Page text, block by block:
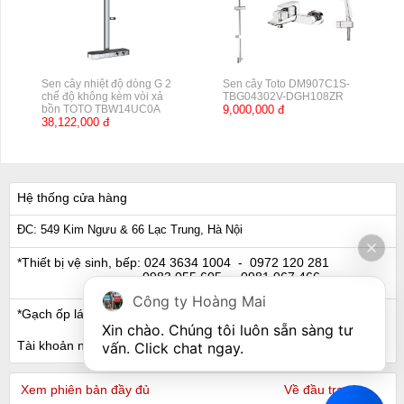
Sen cây nhiệt độ dòng G 2
chế độ không kèm vòi xả
bồn TOTO TBW14UC0A
38,122,000 đ
Sen cây Toto DM907C1S-
TBG04302V-DGH108ZR
9,000,000 đ
Hệ thống cửa hàng
ĐC: 549 Kim Ngưu & 66 Lạc Trung, Hà Nội
*Thiết bị vệ sinh, bếp: 024 3634 1004 - 0972 120 281
0983 055 605- 0981 067 466
*Gạch ốp lát, Ngói: 024 3632 0280 - 0911 441 066
Tài khoản ngân hàng
Xem phiên bản đầy đủ Về đầu trang
Công ty Hoàng Mai
Xin chào. Chúng tôi luôn sẵn sàng tư
vấn. Click chat ngay.